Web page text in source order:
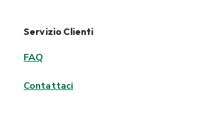
Servizio Clienti
FAQ
Contattaci